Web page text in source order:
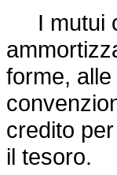
I mutui
forme,
credito
il tesoro.